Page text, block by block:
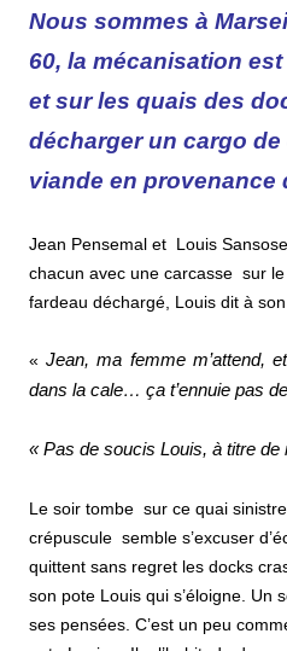
Nous sommes à
60, la mécanisation
et sur les quais des
décharger un cargo
viande en provenance
Jean Pensemal et Louis
chacun avec une carcasse sur
fardeau déchargé, Louis dit à
«Jean, ma femme m’attend,
dans la cale… ça t’ennuie pas
« Pas de soucis Louis, à titre de
Le soir tombe sur ce quai
crépuscule semble s’excuser
quittent sans regret les docks
son pote Louis qui s’éloigne.
ses pensées. C’est un peu